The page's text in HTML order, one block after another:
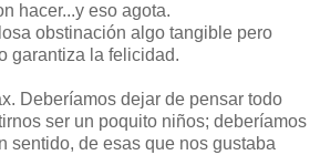
hacer...y eso agota.
obstinación algo tangible pero
garantiza la felicidad.
Deberíamos dejar de pensar todo
ser un poquito niños; deberíamos
sentido, de esas que nos gustaba